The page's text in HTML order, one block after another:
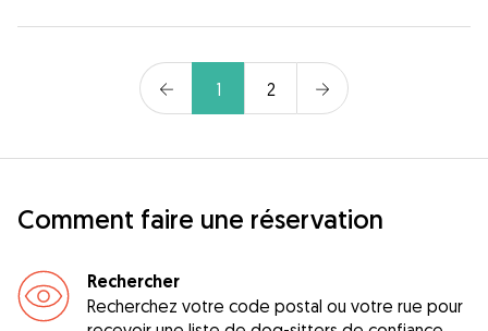
1 2
Comment faire une réservation
Rechercher
Recherchez votre code postal ou votre rue pour